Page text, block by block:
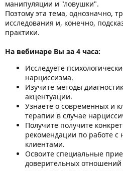
манипуляции и "ловушки".
Поэтому эта тема, однозначно,
исследования и, конечно,
практики.
На вебинаре Вы за 4 часа:
Исследуете
нарциссизма.
Изучите методы
акцентуации.
Узнаете о современных и
терапии в случае
Получите получите
рекомендации по работе с
клиентами.
Освоите специальные
доверительных